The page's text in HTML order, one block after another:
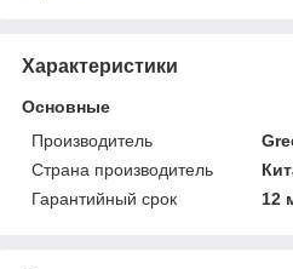
Характеристики
Основные
Производитель
Страна производитель
Гарантийный срок
12